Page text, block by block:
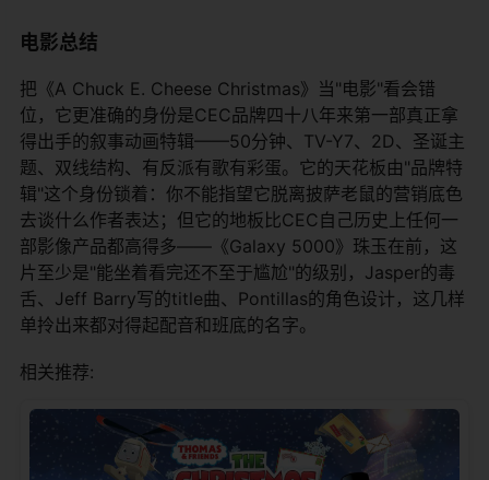
电影总结
把《A Chuck E. Cheese Christmas》当"电影"看会错
位，它更准确的身份是CEC品牌四十八年来第一部真正拿
得出手的叙事动画特辑——50分钟、TV-Y7、2D、圣诞主
题、双线结构、有反派有歌有彩蛋。它的天花板由"品牌特
辑"这个身份锁着：你不能指望它脱离披萨老鼠的营销底色
去谈什么作者表达；但它的地板比CEC自己历史上任何一
部影像产品都高得多——《Galaxy 5000》珠玉在前，这
片至少是"能坐着看完还不至于尴尬"的级别，Jasper的毒
舌、Jeff Barry写的title曲、Pontillas的角色设计，这几样
单拎出来都对得起配音和班底的名字。
相关推荐: